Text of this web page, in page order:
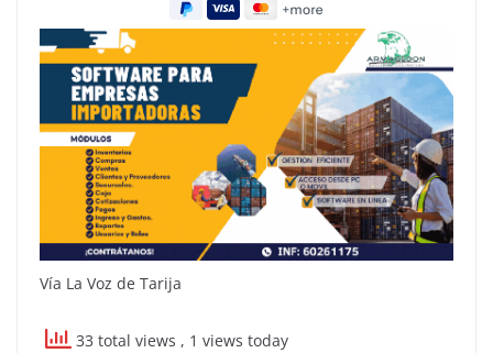
Vía La Voz de Tarija
33 total views , 1 views today